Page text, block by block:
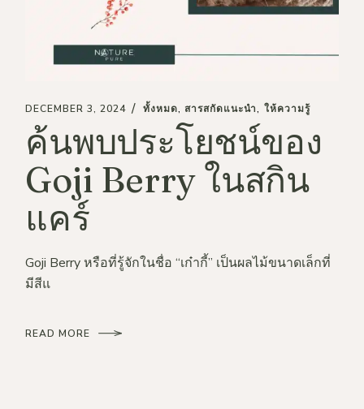
DECEMBER 3, 2024 ทั้งหมด สารสกัดแนะนำ ให้ความรู้
ค้นพบประโยชน์ของ
Goji Berry ในสกิน
แคร์
Goji Berry หรือที่รู้จักในชื่อ “เก๋ากี้” เป็นผลไม้ขนาดเล็กที่
มีสีแ
READ MORE